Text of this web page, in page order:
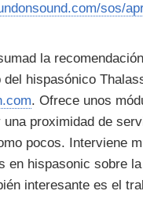
sos/
la
hispasónico
. Ofrece unos
proximidad de
pocos. Interviene
en hispasonic sobre
interesante es el